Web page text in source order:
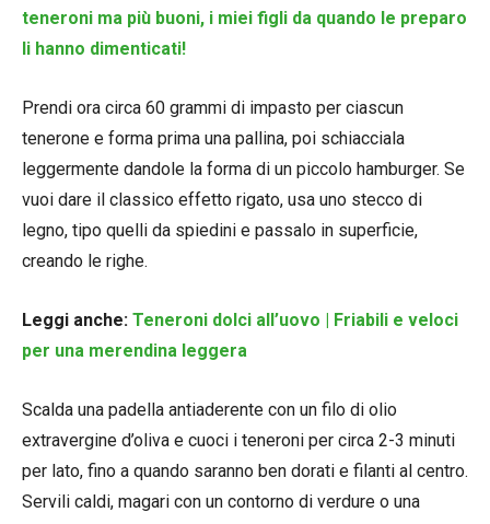
teneroni ma più buoni, i miei figli da quando le preparo
li hanno dimenticati!
Prendi ora circa 60 grammi di impasto per ciascun
tenerone e forma prima una pallina, poi schiacciala
leggermente dandole la forma di un piccolo hamburger. Se
vuoi dare il classico effetto rigato, usa uno stecco di
legno, tipo quelli da spiedini e passalo in superficie,
creando le righe.
Leggi anche: Teneroni dolci all’uovo | Friabili e veloci
per una merendina leggera
Scalda una padella antiaderente con un filo di olio
extravergine d’oliva e cuoci i teneroni per circa 2-3 minuti
per lato, fino a quando saranno ben dorati e filanti al centro.
Servili caldi, magari con un contorno di verdure o una